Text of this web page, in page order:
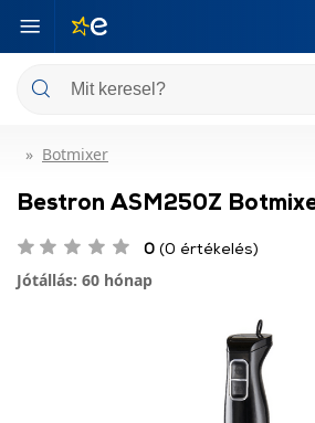
Botmixer
Bestron ASM250Z
0 (0 értékelés)
Jótállás: 60 hónap